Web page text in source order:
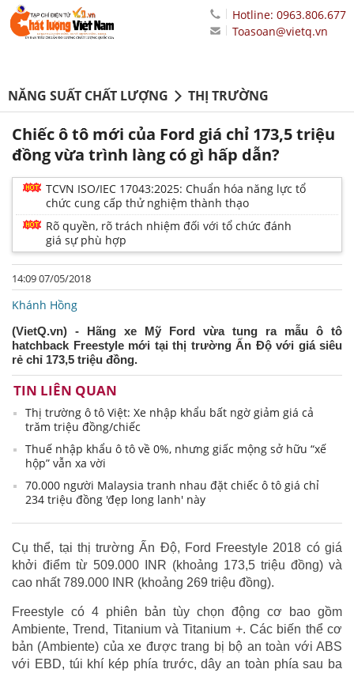
Hotline: 0963.806.677
Toasoan@vietq.vn
NĂNG SUẤT CHẤT LƯỢNG THỊ TRƯỜNG
Chiếc ô tô mới của Ford giá chỉ 173,5 triệu
đồng vừa trình làng có gì hấp dẫn?
TCVN ISO/IEC 17043:2025: Chuẩn hóa năng lực tổ
chức cung cấp thử nghiệm thành thạo
Rõ quyền, rõ trách nhiệm đối với tổ chức đánh
giá sự phù hợp
14:09 07/05/2018
Khánh Hồng
(VietQ.vn) - Hãng xe Mỹ Ford vừa tung ra mẫu ô tô
hatchback Freestyle mới tại thị trường Ấn Độ với giá siêu
rẻ chỉ 173,5 triệu đồng.
TIN LIÊN QUAN
Thị trường ô tô Việt: Xe nhập khẩu bất ngờ giảm giá cả
trăm triệu đồng/chiếc
Thuế nhập khẩu ô tô về 0%, nhưng giấc mộng sở hữu “xế
hộp” vẫn xa vời
70.000 người Malaysia tranh nhau đặt chiếc ô tô giá chỉ
234 triệu đồng 'đẹp long lanh' này
Cụ thể, tại thị trường Ấn Độ, Ford Freestyle 2018 có giá
khởi điểm từ 509.000 INR (khoảng 173,5 triệu đồng) và
cao nhất 789.000 INR (khoảng 269 triệu đồng).
Freestyle có 4 phiên bản tùy chọn động cơ bao gồm
Ambiente, Trend, Titanium và Titanium +. Các biến thể cơ
bản (Ambiente) của xe được trang bị bộ an toàn với ABS
với EBD, túi khí kép phía trước, dây an toàn phía sau ba